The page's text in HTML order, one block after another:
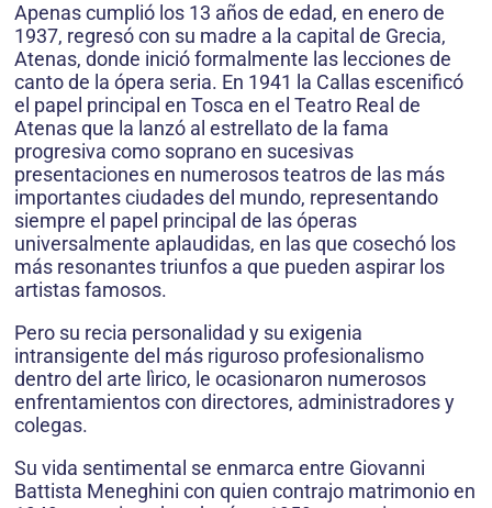
Apenas cumplió los 13 años de edad, en enero de
1937, regresó con su madre a la capital de Grecia,
Atenas, donde inició formalmente las lecciones de
canto de la ópera seria. En 1941 la Callas escenificó
el papel principal en Tosca en el Teatro Real de
Atenas que la lanzó al estrellato de la fama
progresiva como soprano en sucesivas
presentaciones en numerosos teatros de las más
importantes ciudades del mundo, representando
siempre el papel principal de las óperas
universalmente aplaudidas, en las que cosechó los
más resonantes triunfos a que pueden aspirar los
artistas famosos.
Pero su recia personalidad y su exigenia
intransigente del más riguroso profesionalismo
dentro del arte lìrico, le ocasionaron numerosos
enfrentamientos con directores, administradores y
colegas.
Su vida sentimental se enmarca entre Giovanni
Battista Meneghini con quien contrajo matrimonio en